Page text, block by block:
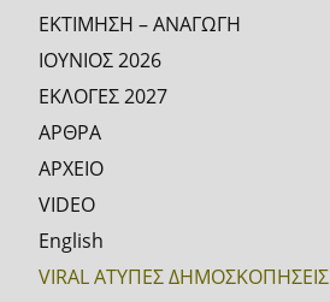
ΕΚΤΙΜΗΣΗ – ΑΝΑΓΩΓΗ
ΙΟΥΝΙΟΣ 2026
ΕΚΛΟΓΕΣ 2027
ΑΡΘΡΑ
ΑΡΧΕΙΟ
VIDEO
English
VIRAL ΑΤΥΠΕΣ ΔΗΜΟΣΚΟΠΗΣΕΙΣ